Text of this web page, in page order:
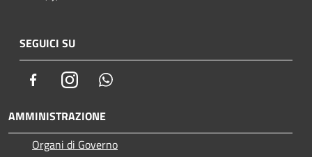
SEGUICI SU
FacebookInstagram
AMMINISTRAZIONE
Organi di Governo